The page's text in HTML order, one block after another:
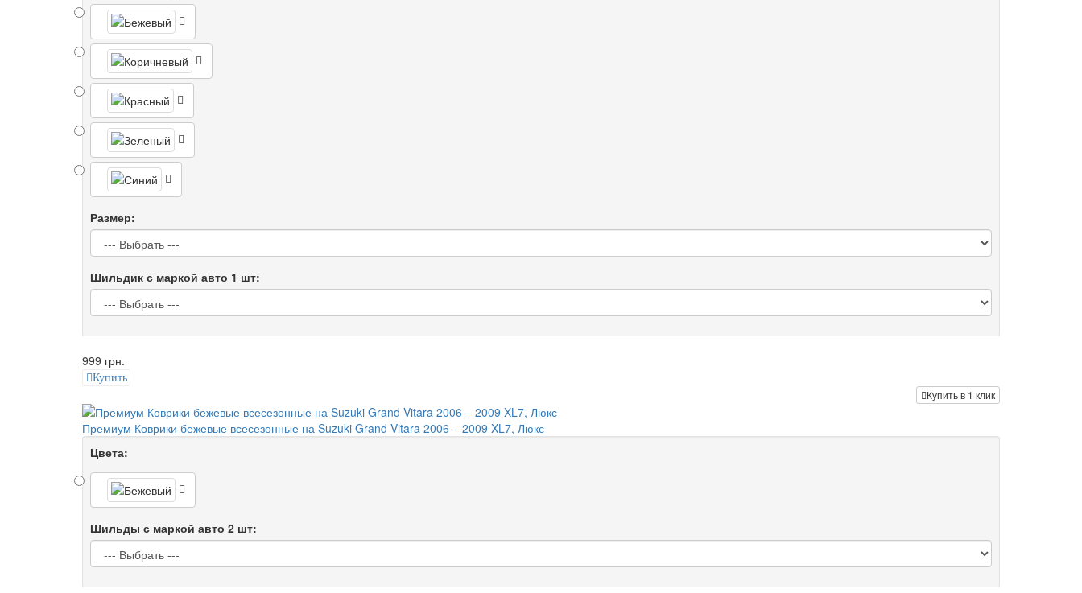
Размер:
Шильдик с маркой авто 1 шт:
999 грн.
Купить
Купить в 1 клик
Премиум Коврики бежевые всесезонные на Suzuki Grand Vitara 2006 – 2009 XL7, Люкс
Цвета:
Шильды с маркой авто 2 шт: